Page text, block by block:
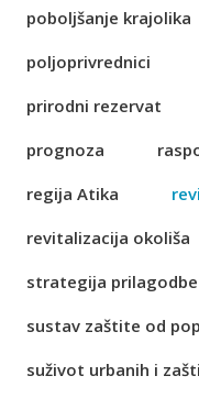
poboljšanje krajolika
poljoprivrednici
prirodni rezervat
prognoza
regija Atika
revitalizacija okoliša
strategija prilagodbe
sustav zaštite od
suživot urbanih i